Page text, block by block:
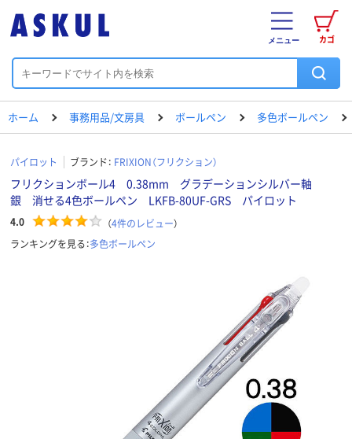
カゴ
メニュー
ホーム 事務用品/文房具 ボールペン 多色ボールペン
パイロット ブランド： FRIXION（フリクション）
フリクションボール4 0.38mm グラデーションシルバー軸
銀 消せる4色ボールペン LKFB-80UF-GRS パイロット
4.0 （4件のレビュー）
ランキングを見る：多色ボールペン